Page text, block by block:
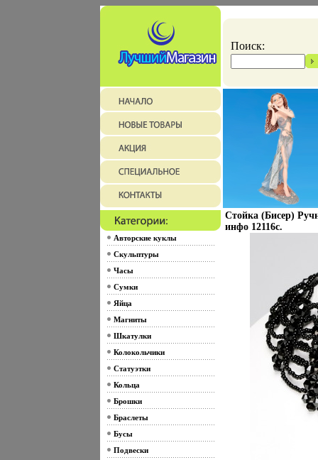
Поиск:
Авторские куклы
Скульптуры
Часы
Сумки
Яйца
Магниты
Шкатулки
Колокольчики
Статуэтки
Кольца
Брошки
Браслеты
Бусы
Подвески
Стойка (Бисер)
инфо 12116c.